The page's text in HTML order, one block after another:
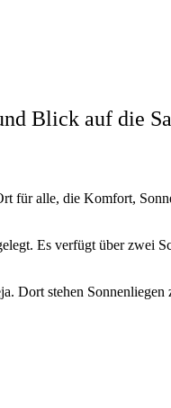
Blick auf die
für alle, die Komfort,
Es verfügt über zwei
Dort stehen